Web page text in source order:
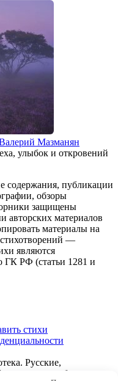
Мазманян
улыбок и откровений
содержания, публикации
обзоры
защищены
авторских материалов
материалы на
—
являются
ГК РФ (статьи 1281 и
стихи
Русские,
и публикуем